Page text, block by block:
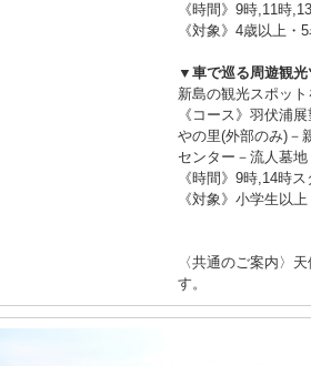
《時間》9時,11時
《対象》4歳以上・
▼車で巡る周遊観光
新島の観光スポッ
《コース》羽伏浦
やの里(外部のみ)－
センター－流人墓地
《時間》9時,14時ス
《対象》小学生以
〈共通のご案内〉
す。